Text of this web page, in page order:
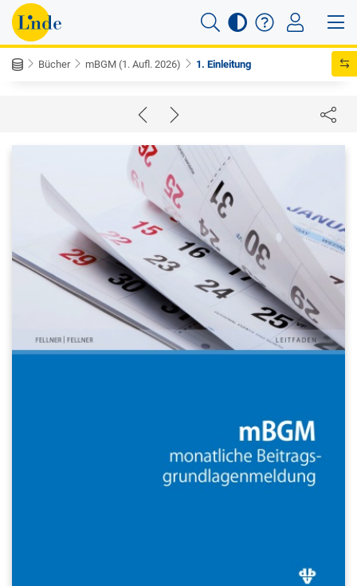
Bücher mBGM (1. Aufl. 2026) 1. Einleitung